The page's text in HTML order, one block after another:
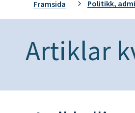
r
d
k
o
m
D
e
Framsida Politikk,
Artiklar